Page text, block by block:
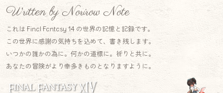
Written by Norirow Note
これは Final Fantasy 14 の世界の記憶と記録です。
この世界に感謝の気持ちを込めて、書き残します。
いつかの誰かの為に。何かの道標に。祈りと共に。
あなたの冒険がより幸多きものとなりますように。